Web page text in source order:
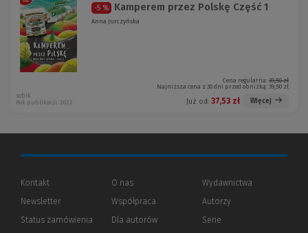
-5 % Kamperem przez Polskę Część 1
Anna Jurczyńska
Cena regularna: 39,50 zł
Najniższa cena z 30 dni przed obniżką: 39,50 zł
Już od: 37,53 zł Więcej
sobik
Rok publikacji: 2022
Kontakt
Newsletter
Status zamówienia
O nas
Współpraca
Dla autorów(Nowe
(Link
Wydawnictwa
Autorzy
Serie